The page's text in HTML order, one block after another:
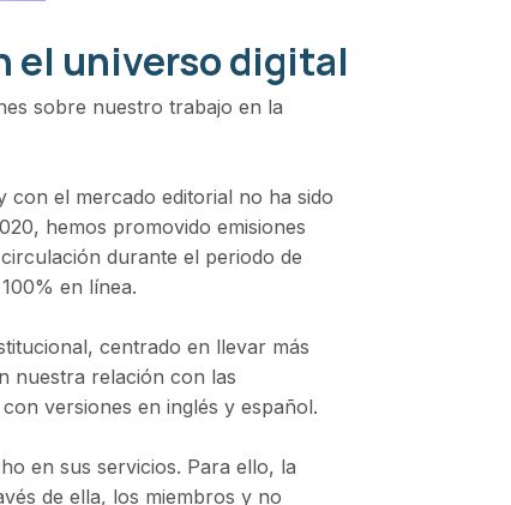
el universo digital
sobre nuestro trabajo en la
con el mercado editorial no ha sido
hemos promovido emisiones
durante el periodo de
en línea.
centrado en llevar más
nuestra relación con las
versiones en inglés y español.
en sus servicios. Para ello, la
de ella, los miembros y no